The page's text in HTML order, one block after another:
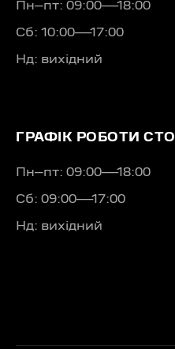
Пн–пт: 09:00—18:00
Сб: 10:00—17:00
Нд: вихідний
ГРАФІК РОБОТИ СТО
Пн–пт: 09:00—18:00
Сб: 09:00—17:00
Нд: вихідний